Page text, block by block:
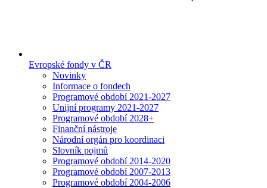
Evropské fondy v ČR
Novinky
Informace o fondech
Programové období 2021-2027
Unijní programy 2021-2027
Programové období 2028+
Finanční nástroje
Národní orgán pro koordinaci
Slovník pojmů
Programové období 2014-2020
Programové období 2007-2013
Programové období 2004-2006